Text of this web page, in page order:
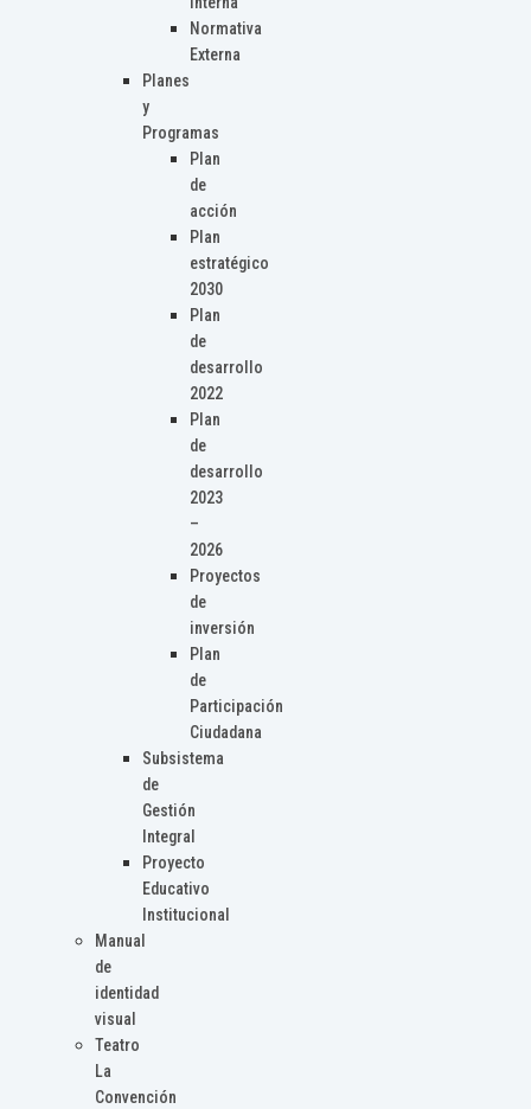
Normativa
Externa
Planes
y
Programas
Plan
de
acción
Plan
estratégico
2030
Plan
de
desarrollo
2022
Plan
de
desarrollo
2023
–
2026
Proyectos
de
inversión
Plan
de
Participación
Ciudadana
Subsistema
de
Gestión
Integral
Proyecto
Educativo
Institucional
Manual
de
identidad
visual
Teatro
La
Convención